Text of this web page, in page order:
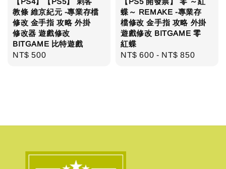
教條 維京紀元 -專業存檔
修改 金手指 攻略 外掛
修改器 遊戲修改
BITGAME 比特遊戲
Regular
NT$ 500
蝶～ REMAKE -專業存
檔修改 金手指 攻略 外掛
遊戲修改 BITGAME 零
紅蝶
Regular
NT$ 600 - NT$ 850